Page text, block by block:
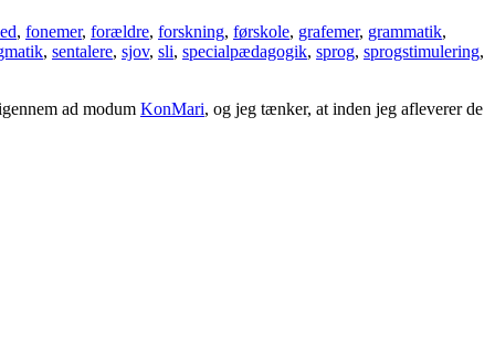
, fonemer, forældre, forskning, førskole, grafemer, grammatik,
, sentalere, sjov, sli, specialpædagogik, sprog, sprogstimulering,
ad modum KonMari, og jeg tænker, at inden jeg afleverer de